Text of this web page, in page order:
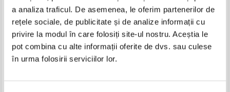
a analiza traficul. De asemenea, le oferim partenerilor de
rețele sociale, de publicitate și de analize informații cu
privire la modul în care folosiți site-ul nostru. Aceștia le
pot combina cu alte informații oferite de dvs. sau culese
în urma folosirii serviciilor lor.
mitologie generala
mitologie generala
-30% -20%